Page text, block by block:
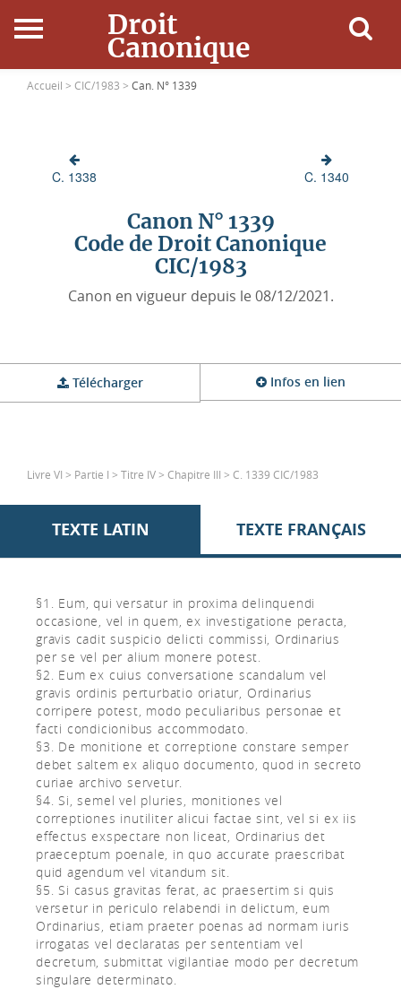
Droit
Canonique
Accueil
Ressources
Accueil > CIC/1983 > Can. N° 1339
C. 1338 C. 1340
Canon N° 1339
Code de Droit Canonique
CIC/1983
Canon en vigueur depuis le 08/12/2021.
Télécharger Infos en lien
Livre VI > Partie I > Titre IV > Chapitre III > C. 1339 CIC/1983
TEXTE LATIN TEXTE FRANÇAIS
§1. Eum, qui versatur in proxima delinquendi
occasione, vel in quem, ex investigatione peracta,
gravis cadit suspicio delicti commissi, Ordinarius
per se vel per alium monere potest.
§2. Eum ex cuius conversatione scandalum vel
gravis ordinis perturbatio oriatur, Ordinarius
corripere potest, modo peculiaribus personae et
facti condicionibus accommodato.
§3. De monitione et correptione constare semper
debet saltem ex aliquo documento, quod in secreto
curiae archivo servetur.
§4. Si, semel vel pluries, monitiones vel
correptiones inutiliter alicui factae sint, vel si ex iis
effectus exspectare non liceat, Ordinarius det
praeceptum poenale, in quo accurate praescribat
quid agendum vel vitandum sit.
§5. Si casus gravitas ferat, ac praesertim si quis
versetur in periculo relabendi in delictum, eum
Ordinarius, etiam praeter poenas ad normam iuris
irrogatas vel declaratas per sententiam vel
decretum, submittat vigilantiae modo per decretum
singulare determinato.